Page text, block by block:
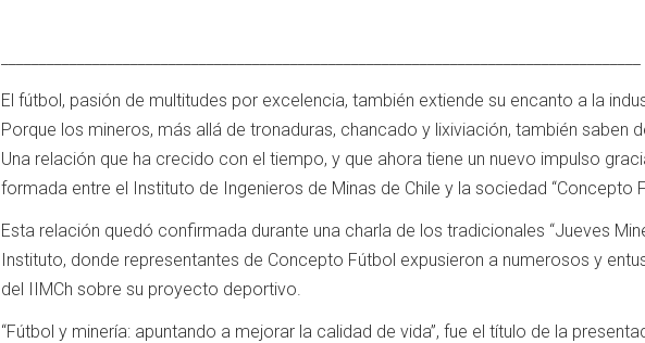
El fútbol, pasión de multitudes por excelencia, también extiende su encanto a la
Porque los mineros, más allá de tronaduras, chancado y lixiviación, también saben
Una relación que ha crecido con el tiempo, y que ahora tiene un nuevo impulso
formada entre el Instituto de Ingenieros de Minas de Chile y la sociedad “Concepto
Esta relación quedó confirmada durante una charla de los tradicionales “Jueves
Instituto, donde representantes de Concepto Fútbol expusieron a numerosos y
del IIMCh sobre su proyecto deportivo.
“Fútbol y minería: apuntando a mejorar la calidad de vida”, fue el título de la